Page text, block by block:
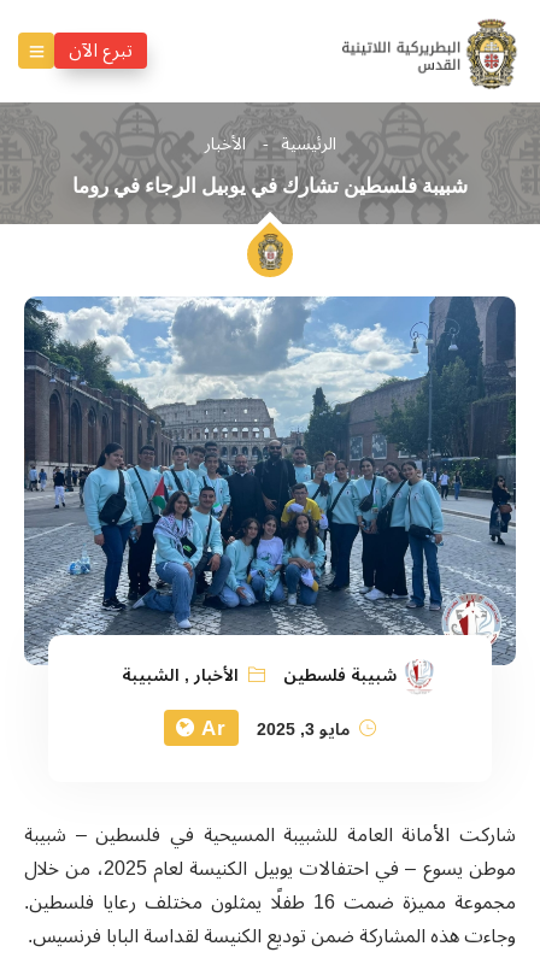
تبرع الآن
الرئيسية الأخبار
شبيبة فلسطين تشارك في يوبيل الرجاء في روما
شبيبة فلسطين الأخبار, الشبيبة
مايو 3, 2025
Ar
شاركت الأمانة العامة للشبيبة المسيحية في فلسطين – شبيبة
موطن يسوع – في احتفالات يوبيل الكنيسة لعام 2025، من خلال
مجموعة مميزة ضمت 16 طفلًا يمثلون مختلف رعايا فلسطين.
وجاءت هذه المشاركة ضمن توديع الكنيسة لقداسة البابا فرنسيس.